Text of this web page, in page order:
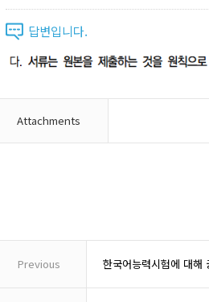
답변입니다.
Attachments
Previous 한국어능력시험에 대해